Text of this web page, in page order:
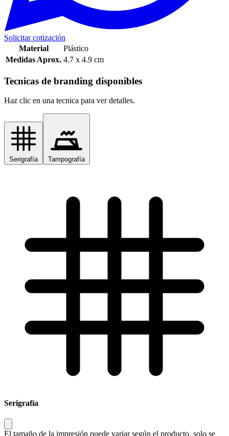
Solicitar cotización
Material
Plástico
Medidas Aprox. 4.7 x 4.9 cm
Tecnicas de branding disponibles
Haz clic en una tecnica para ver detalles.
Serigrafía Tampografía
Serigrafía
El tamaño de la impresión puede variar según el producto, solo se